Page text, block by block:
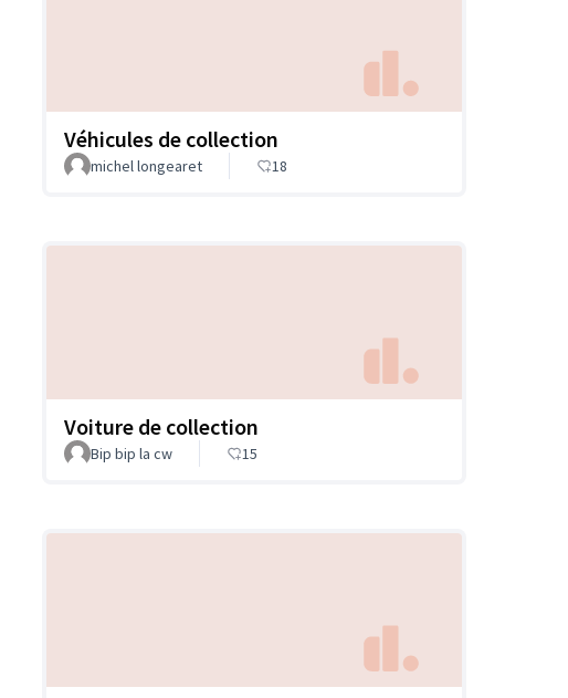
Véhicules de collection
michel longearet 18
Voiture de collection
Bip bip la cw 15